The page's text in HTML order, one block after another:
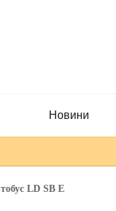
Новини
LD SB E